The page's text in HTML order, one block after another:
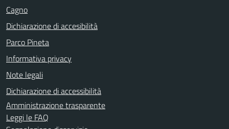
Cagno
Dichiarazione di accesibilità
Parco Pineta
Informativa privacy
Note legali
Dichiarazione di accessibilità
Amministrazione trasparente
Leggi le FAQ